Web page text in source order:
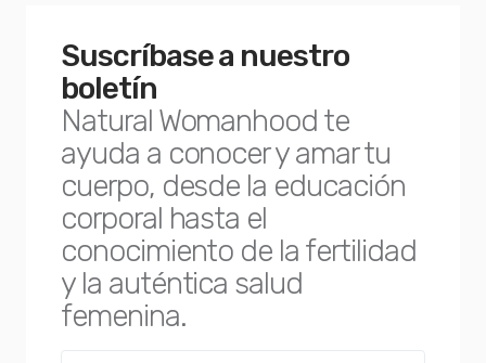
Suscríbase a nuestro
boletín
Natural Womanhood te
ayuda a conocer y amar tu
cuerpo, desde la educación
corporal hasta el
conocimiento de la fertilidad
y la auténtica salud
femenina.